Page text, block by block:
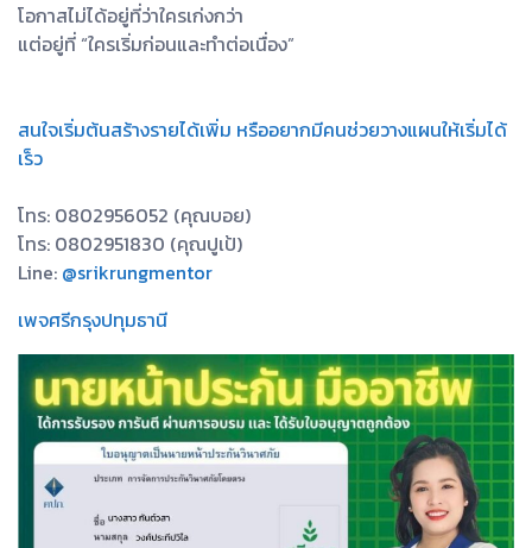
โอกาสไม่ได้อยู่ที่ว่าใครเก่งกว่า
แต่อยู่ที่ “ใครเริ่มก่อนและทำต่อเนื่อง”
สนใจเริ่มต้นสร้างรายได้เพิ่ม หรืออยากมีคนช่วยวางแผนให้เริ่มได้
เร็ว
โทร: 0802956052 (คุณบอย)
โทร: 0802951830 (คุณปูเป้)
Line: @srikrungmentor
เพจศรีกรุงปทุมธานี